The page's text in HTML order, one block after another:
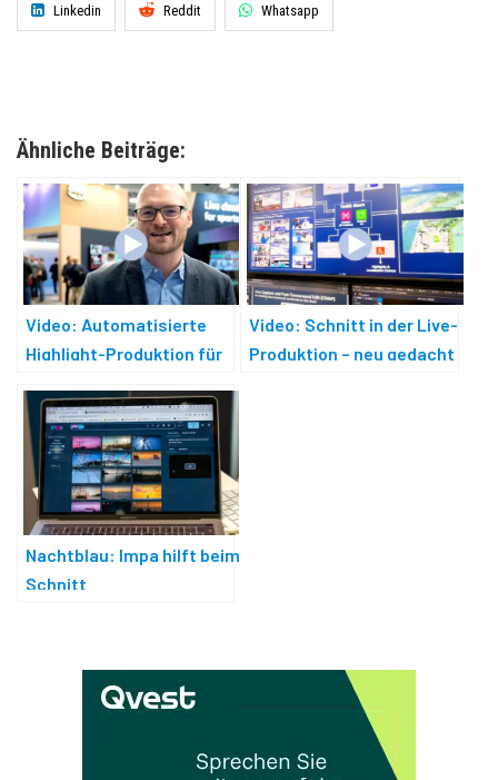
Linkedin Reddit Whatsapp
Ähnliche Beiträge:
Video: Automatisierte
Highlight-Produktion für
Video: Schnitt in der Live-
Produktion – neu gedacht
Nachtblau: Impa hilft beim
Schnitt